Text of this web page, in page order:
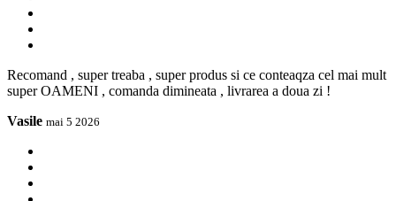
Recomand , super treaba , super produs si ce conteaqza cel mai mult
super OAMENI , comanda dimineata , livrarea a doua zi !
Vasile mai 5 2026